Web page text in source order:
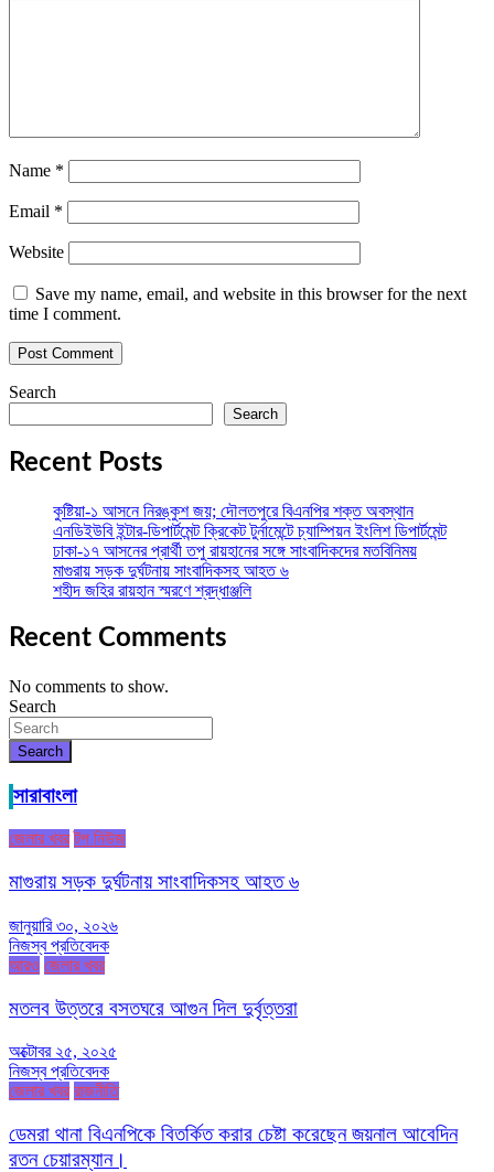
Name *
Email *
Website
Save my name, email, and website in this browser for the next
time I comment.
Search
Search
Recent Posts
কুষ্টিয়া-১ আসনে নিরঙ্কুশ জয়; দৌলতপুরে বিএনপির শক্ত অবস্থান
এনডিইউবি ইন্টার-ডিপার্টমেন্ট ক্রিকেট টুর্নামেন্টে চ্যাম্পিয়ন ইংলিশ ডিপার্টমেন্ট
ঢাকা-১৭ আসনের প্রার্থী তপু রায়হানের সঙ্গে সাংবাদিকদের মতবিনিময়
মাগুরায় সড়ক দুর্ঘটনায় সাংবাদিকসহ আহত ৬
শহীদ জহির রায়হান স্মরণে শ্রদ্ধাঞ্জলি
Recent Comments
No comments to show.
Search
Search
সারাবাংলা
জেলার খবর টপ নিউজ
মাগুরায় সড়ক দুর্ঘটনায় সাংবাদিকসহ আহত ৬
জানুয়ারি ৩০, ২০২৬
নিজস্ব প্রতিবেদক
আরও জেলার খবর
মতলব উত্তরে বসতঘরে আগুন দিল দুর্বৃত্তরা
অক্টোবর ২৫, ২০২৫
নিজস্ব প্রতিবেদক
জেলার খবর রাজনীতি
ডেমরা থানা বিএনপিকে বিতর্কিত করার চেষ্টা করেছেন জয়নাল আবেদিন
রতন চেয়ারম্যান।